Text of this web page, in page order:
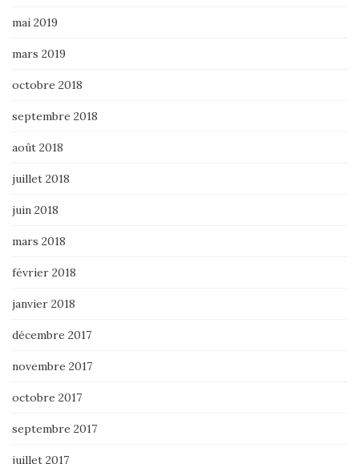
mai 2019
mars 2019
octobre 2018
septembre 2018
août 2018
juillet 2018
juin 2018
mars 2018
février 2018
janvier 2018
décembre 2017
novembre 2017
octobre 2017
septembre 2017
juillet 2017